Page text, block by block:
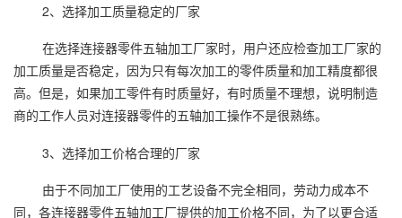
2、选择加工质量稳定的厂家
在选择连接器零件五轴加工厂家时，用户还应检查加工厂家的
加工质量是否稳定，因为只有每次加工的零件质量和加工精度都很
高。但是，如果加工零件有时质量好，有时质量不理想，说明制造
商的工作人员对连接器零件的五轴加工操作不是很熟练。
3、选择加工价格合理的厂家
由于不同加工厂使用的工艺设备不完全相同，劳动力成本不
同，各连接器零件五轴加工厂提供的加工价格不同，为了以更合适